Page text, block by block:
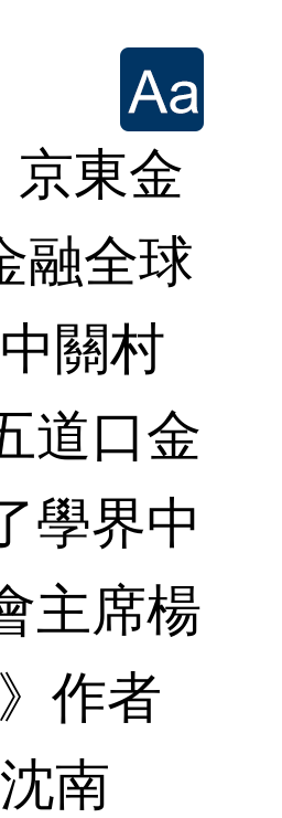
東金
融全球
關村
道口金
學界中
主席楊
作者
南